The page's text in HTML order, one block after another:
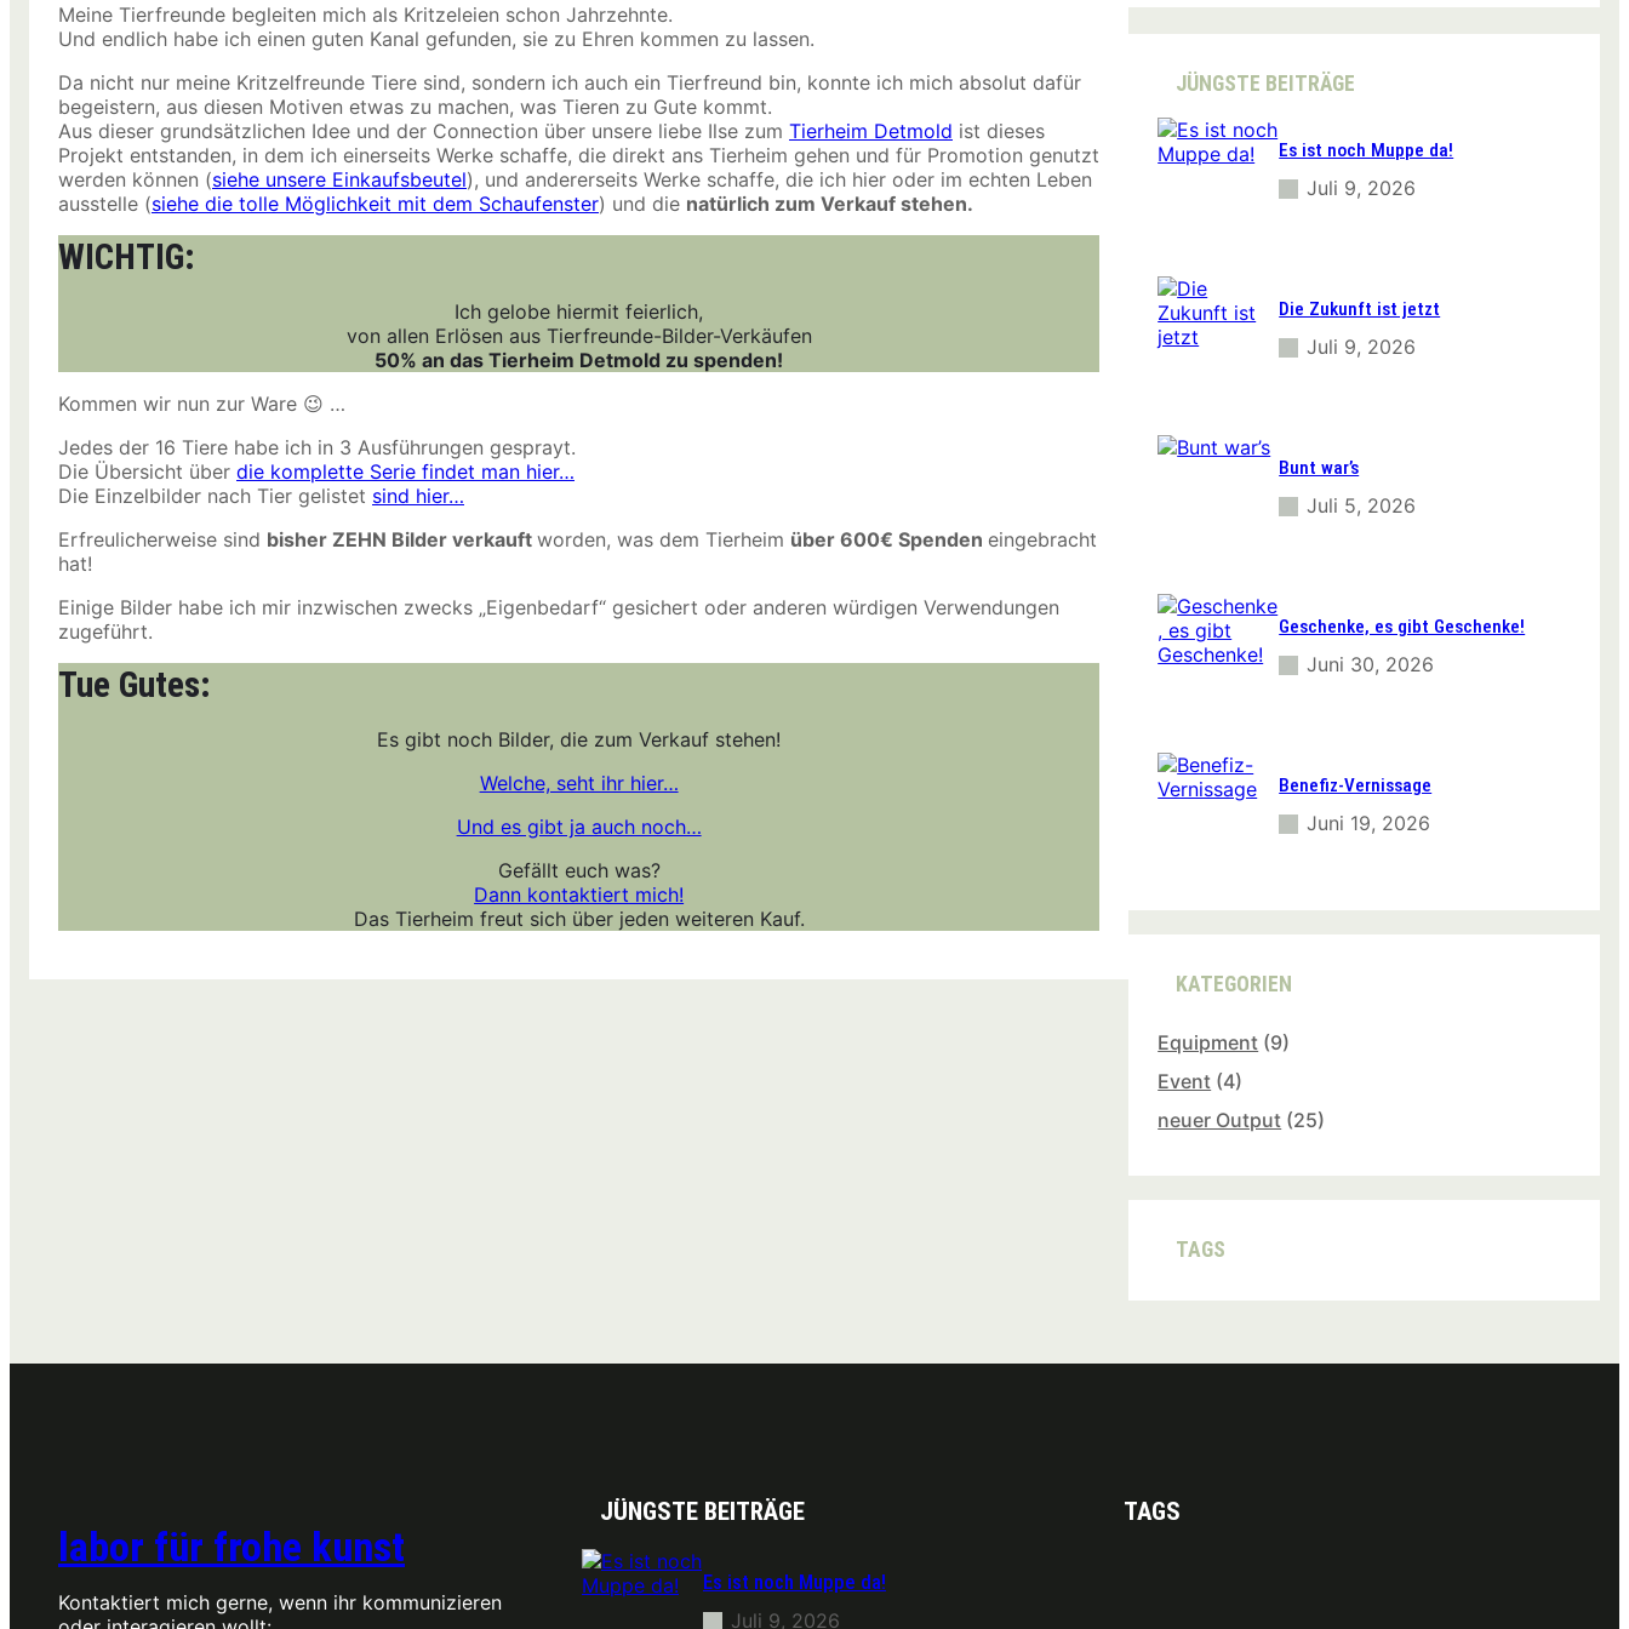
Meine Tierfreunde begleiten mich als Kritzeleien schon Jahrzehnte.
Und endlich habe ich einen guten Kanal gefunden, sie zu Ehren kommen zu lassen.
Da nicht nur meine Kritzelfreunde Tiere sind, sondern ich auch ein Tierfreund bin, konnte ich mich absolut dafür
begeistern, aus diesen Motiven etwas zu machen, was Tieren zu Gute kommt.
Aus dieser grundsätzlichen Idee und der Connection über unsere liebe Ilse zum Tierheim Detmold ist dieses
Projekt entstanden, in dem ich einerseits Werke schaffe, die direkt ans Tierheim gehen und für Promotion genutzt
werden können (siehe unsere Einkaufsbeutel), und andererseits Werke schaffe, die ich hier oder im echten Leben
ausstelle (siehe die tolle Möglichkeit mit dem Schaufenster) und die natürlich zum Verkauf stehen.
WICHTIG:
Ich gelobe hiermit feierlich,
von allen Erlösen aus Tierfreunde-Bilder-Verkäufen
50% an das Tierheim Detmold zu spenden!
Kommen wir nun zur Ware 😉 …
Jedes der 16 Tiere habe ich in 3 Ausführungen gesprayt.
Die Übersicht über die komplette Serie findet man hier…
Die Einzelbilder nach Tier gelistet sind hier…
Erfreulicherweise sind bisher ZEHN Bilder verkauft worden, was dem Tierheim über 600€ Spenden eingebracht
hat!
Einige Bilder habe ich mir inzwischen zwecks „Eigenbedarf“ gesichert oder anderen würdigen Verwendungen
zugeführt.
Tue Gutes:
Es gibt noch Bilder, die zum Verkauf stehen!
Welche, seht ihr hier…
Und es gibt ja auch noch…
Gefällt euch was?
Dann kontaktiert mich!
Das Tierheim freut sich über jeden weiteren Kauf.
r
c
JÜNGSTE BEITRÄGE
Es ist noch Muppe da!
Juli 9, 2026
Die Zukunft ist jetzt
Juli 9, 2026
Bunt war’s
Juli 5, 2026
Geschenke, es gibt Geschenke!
Juni 30, 2026
Benefiz-Vernissage
Juni 19, 2026
KATEGORIEN
Equipment (9)
Event (4)
neuer Output (25)
TAGS
labor für frohe kunst
Kontaktiert mich gerne, wenn ihr kommunizieren
JÜNGSTE BEITRÄGE
Es ist noch Muppe da!
Juli 9, 2026
TAGS